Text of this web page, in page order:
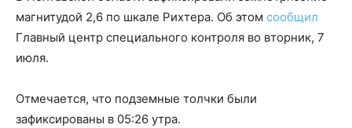
магнитудой 2,6 по шкале Рихтера. Об этом сообщил
Главный центр специального контроля во вторник, 7
июля.
Отмечается, что подземные толчки были
зафиксированы в 05:26 утра.